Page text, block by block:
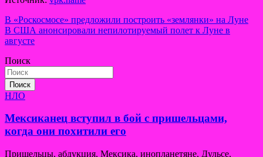
Навигация
по
В «Роскосмосе» предложили построить «землянки» на Луне
В США анонсировали непилотируемый полет к Луне в
августе
Поиск
Поиск
НЛО
Мексиканец вступил в бой с пришельцами,
когда они похитили его
Пришельцы, абдукция, Мексика, инопланетяне, Дульсе,